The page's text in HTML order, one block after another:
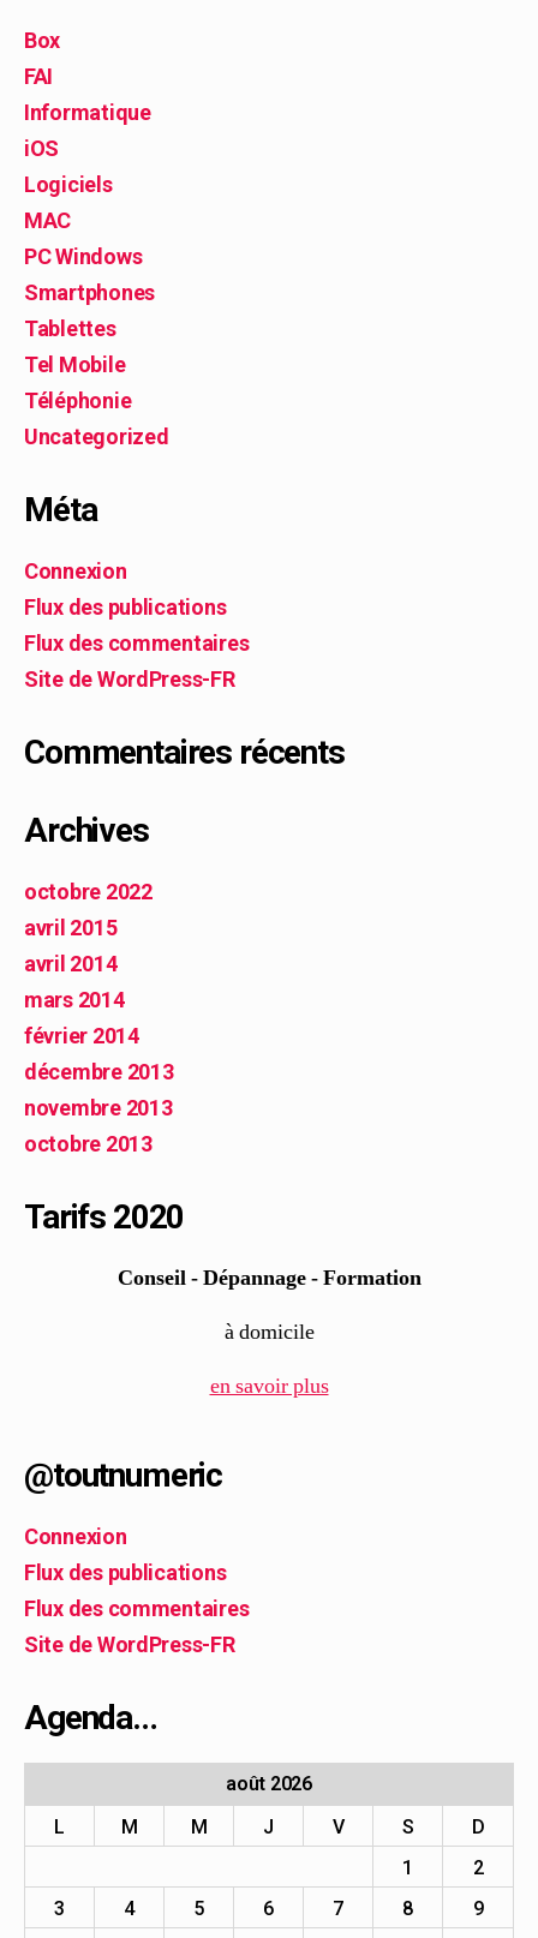
Box
FAI
Informatique
iOS
Logiciels
MAC
PC Windows
Smartphones
Tablettes
Tel Mobile
Téléphonie
Uncategorized
Méta
Connexion
Flux des publications
Flux des commentaires
Site de WordPress-FR
Commentaires récents
Archives
octobre 2022
avril 2015
avril 2014
mars 2014
février 2014
décembre 2013
novembre 2013
octobre 2013
Tarifs 2020
Conseil - Dépannage - Formation
à domicile
en savoir plus
@toutnumeric
Connexion
Flux des publications
Flux des commentaires
Site de WordPress-FR
Agenda…
août 2026
L
M M J V S
D
1
2
3
4 5 6 7 8
9